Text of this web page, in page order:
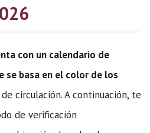
con un calendario de
se basa en el color de los
circulación. A continuación, te
de verificación